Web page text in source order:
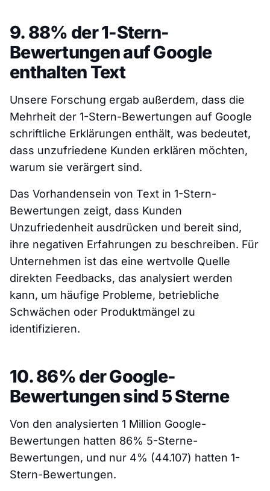
9. 88% der 1-Stern-
Bewertungen auf Google
enthalten Text
Unsere Forschung ergab außerdem, dass die
Mehrheit der 1-Stern-Bewertungen auf Google
schriftliche Erklärungen enthält, was bedeutet,
dass unzufriedene Kunden erklären möchten,
warum sie verärgert sind.
Das Vorhandensein von Text in 1-Stern-
Bewertungen zeigt, dass Kunden
Unzufriedenheit ausdrücken und bereit sind,
ihre negativen Erfahrungen zu beschreiben. Für
Unternehmen ist das eine wertvolle Quelle
direkten Feedbacks, das analysiert werden
kann, um häufige Probleme, betriebliche
Schwächen oder Produktmängel zu
identifizieren.
10. 86% der Google-
Bewertungen sind 5 Sterne
Von den analysierten 1 Million Google-
Bewertungen hatten 86% 5-Sterne-
Bewertungen, und nur 4% (44.107) hatten 1-
Stern-Bewertungen.